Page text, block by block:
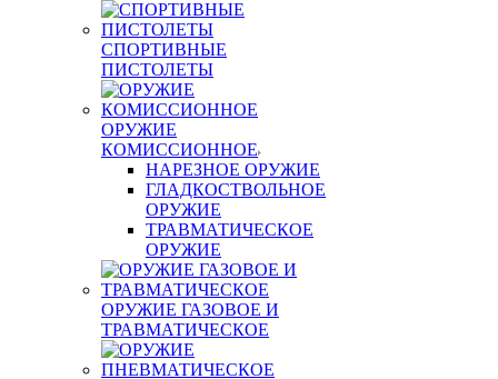
СПОРТИВНЫЕ
ПИСТОЛЕТЫ
ОРУЖИЕ
КОМИССИОННОЕ
НАРЕЗНОЕ ОРУЖИЕ
ГЛАДКОСТВОЛЬНОЕ
ОРУЖИЕ
ТРАВМАТИЧЕСКОЕ
ОРУЖИЕ
ОРУЖИЕ ГАЗОВОЕ И
ТРАВМАТИЧЕСКОЕ